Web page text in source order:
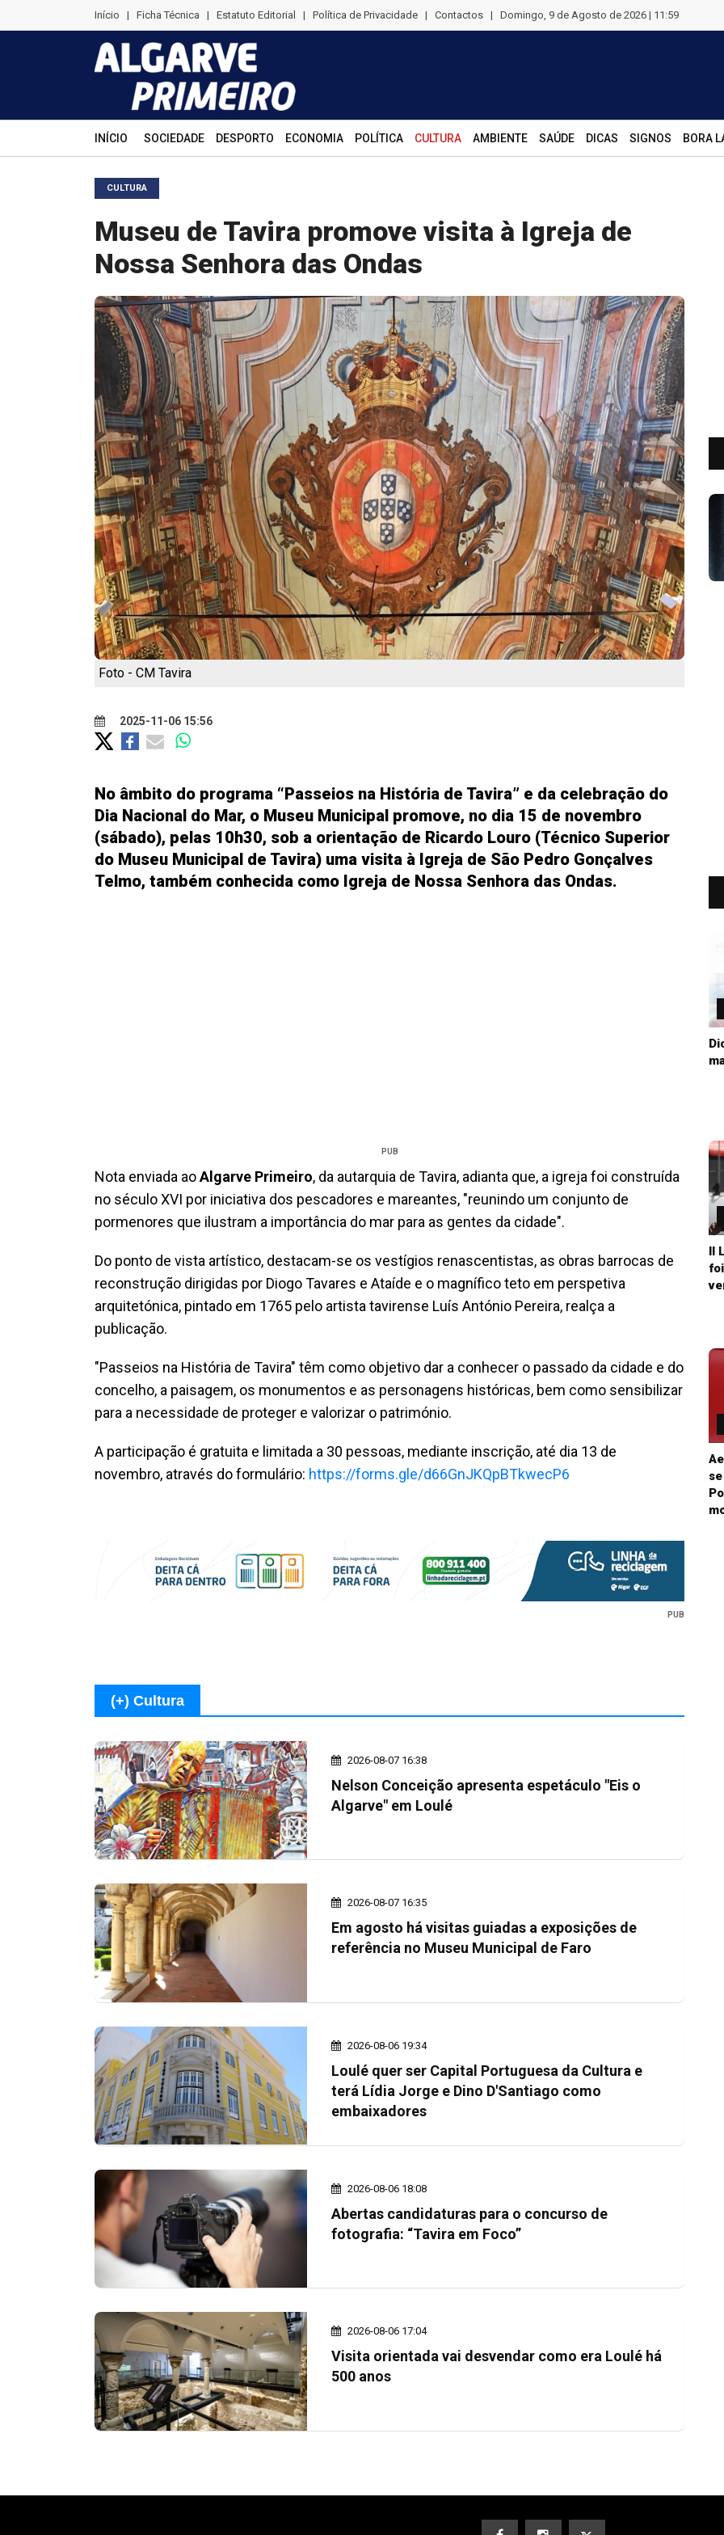
Início | Ficha Técnica | Estatuto Editorial | Política de Privacidade | Contactos | Domingo, 9 de Agosto de 2026 | 11:59
INÍCIO SOCIEDADE DESPORTO ECONOMIA POLÍTICA CULTURA AMBIENTE SAÚDE DICAS SIGNOS BORA
CULTURA
Museu de Tavira promove visita à Igreja de
Nossa Senhora das Ondas
Foto - CM Tavira
2025-11-06 15:56
No âmbito do programa “Passeios na História de Tavira” e da celebração do
Dia Nacional do Mar, o Museu Municipal promove, no dia 15 de novembro
(sábado), pelas 10h30, sob a orientação de Ricardo Louro (Técnico Superior
do Museu Municipal de Tavira) uma visita à Igreja de São Pedro Gonçalves
Telmo, também conhecida como Igreja de Nossa Senhora das Ondas.
PUB
Nota enviada aoAlgarve Primeiro, da autarquia de Tavira, adianta que, a igreja foi construída
no século XVI por iniciativa dos pescadores e mareantes, "reunindo um conjunto de
pormenores que ilustram a importância do mar para as gentes da cidade".
Do ponto de vista artístico, destacam-se os vestígios renascentistas, as obras barrocas de
reconstrução dirigidas por Diogo Tavares e Ataíde e o magnífico teto em perspetiva
arquitetónica, pintado em 1765 pelo artista tavirense Luís António Pereira, realça a
publicação.
"Passeios na História de Tavira" têm como objetivo dar a conhecer o passado da cidade e do
concelho, a paisagem, os monumentos e as personagens históricas, bem como sensibilizar
para a necessidade de proteger e valorizar o património.
A participação é gratuita e limitada a 30 pessoas, mediante inscrição, até dia 13 de
novembro, através do formulário: https://forms.gle/d66GnJKQpBTkwecP6
PUB
(+) Cultura
2026-08-07 16:38
Nelson Conceição apresenta espetáculo "Eis o
Algarve" em Loulé
2026-08-07 16:35
Em agosto há visitas guiadas a exposições de
referência no Museu Municipal de Faro
2026-08-06 19:34
Loulé quer ser Capital Portuguesa da Cultura e
terá Lídia Jorge e Dino D'Santiago como
embaixadores
2026-08-06 18:08
Abertas candidaturas para o concurso de
fotografia: “Tavira em Foco”
2026-08-06 17:04
Visita orientada vai desvendar como era Loulé há
500 anos
II